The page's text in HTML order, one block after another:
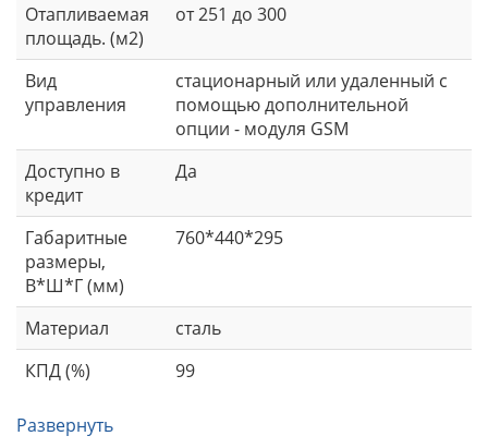
Отапливаемая
площадь. (м2)
от 251 до 300
Вид
управления
стационарный или удаленный с
помощью дополнительной
опции - модуля GSM
Доступно в
кредит
Да
Габаритные
размеры,
В*Ш*Г (мм)
760*440*295
Материал
сталь
КПД (%)
99
Развернуть